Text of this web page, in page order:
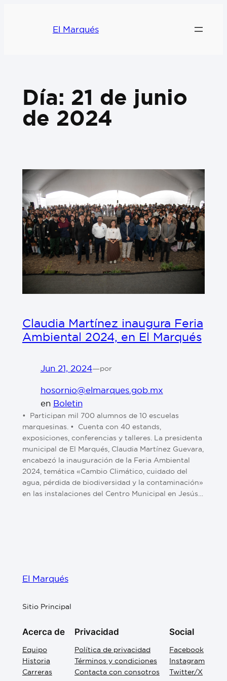
El Marqués
Día: 21 de junio
de 2024
Claudia Martínez inaugura Feria
Ambiental 2024, en El Marqués
Jun 21, 2024—por
hosornio@elmarques.gob.mx
en Boletin
•⁠ ⁠Participan mil 700 alumnos de 10 escuelas
marquesinas. •⁠ ⁠Cuenta con 40 estands,
exposiciones, conferencias y talleres. La presidenta
municipal de El Marqués, Claudia Martínez Guevara,
encabezó la inauguración de la Feria Ambiental
2024, temática «Cambio Climático, cuidado del
agua, pérdida de biodiversidad y la contaminación»
en las instalaciones del Centro Municipal en Jesús…
El Marqués
Sitio Principal
Acerca de
Equipo
Historia
Carreras
Privacidad
Política de privacidad
Términos y condiciones
Contacta con consotros
Social
Facebook
Instagram
Twitter/X